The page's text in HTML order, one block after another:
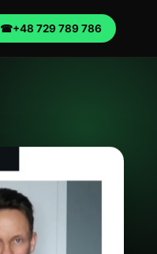
☎+48 729 789 786